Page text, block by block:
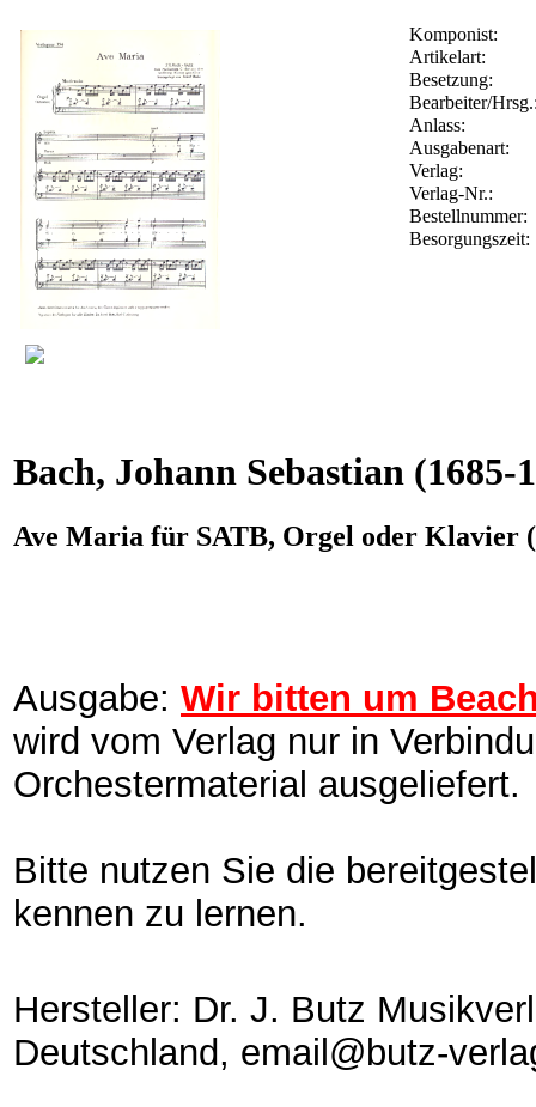
Komponist:
Artikelart:
Besetzung:
Bearbeiter/
Anlass:
Ausgabenart:
Verlag:
Verlag-Nr.:
Bestellnummer:
Besorgungszeit:
Bach, Johann Sebastian (1685-
Ave Maria für SATB, Orgel oder Klavier
Ausgabe: Wir bitten um
wird vom Verlag nur in
Orchestermaterial ausgeliefert.
Bitte nutzen Sie die
kennen zu lernen.
Hersteller: Dr. J. Butz
Deutschland, email@butz-